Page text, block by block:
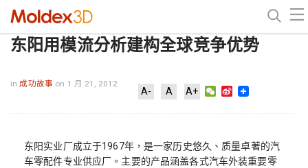
东阳用模流分析建构全球竞争优势
in成功故事 on 1 月 21, 2012
A- A A+ WeChat
Sina
东阳实业厂成立于1967年，是一家历史悠久、质量卓著的汽
车零配件专业供应厂。主要的产品涵盖各式汽车外装重要零